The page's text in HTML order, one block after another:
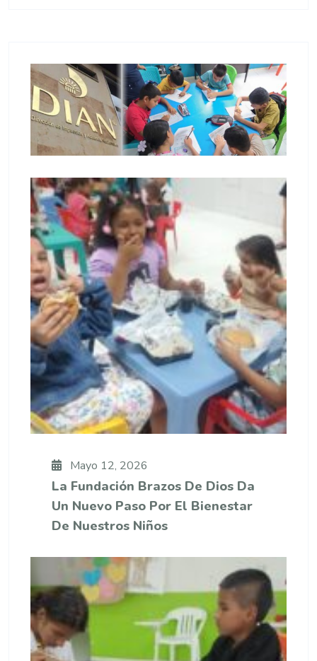
Mayo 12, 2026
La Fundación Brazos De Dios Da
Un Nuevo Paso Por El Bienestar
De Nuestros Niños